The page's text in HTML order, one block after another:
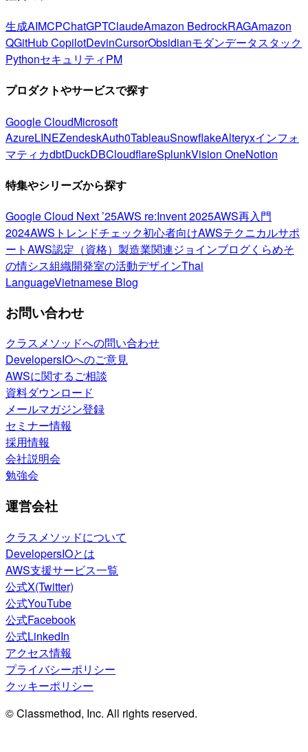
生成AIMCPChatGPTClaudeAmazon BedrockRAGAmazon
QGitHub CopilotDevinCursorObsidianモダンデータスタック
PythonセキュリティPM
プロダクトやサービスで探す
Google CloudMicrosoft
AzureLINEZendeskAuth0TableauSnowflakeAlteryxインフォ
マティカdbtDuckDBCloudflareSplunkVision OneNotion
特集やシリーズから探す
Google Cloud Next ’25AWS re:Invent 2025AWS再入門
2024AWSトレンドチェック初心者向けAWSテクニカルサポ
ートAWS認定（資格） 製造業関連ジョインブログくらめそ
の情シス組織開発室の活動デザインThai
LanguageVietnamese Blog
お問い合わせ
クラスメソッドへの問い合わせ
DevelopersIOへのご意見
AWSに関するご相談
資料ダウンロード
メールマガジン登録
セミナー情報
採用情報
会社説明会
勉強会
運営会社
クラスメソッドについて
DevelopersIOとは
AWS支援サービス一覧
公式X(Twitter)
公式YouTube
公式Facebook
公式LinkedIn
アクセス情報
プライバシーポリシー
クッキーポリシー
© Classmethod, Inc. All rights reserved.